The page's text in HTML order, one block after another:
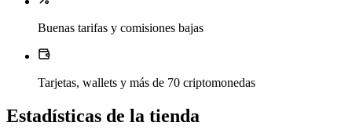
Buenas tarifas y comisiones bajas
Tarjetas, wallets y más de 70 criptomonedas
Estadísticas de la tienda